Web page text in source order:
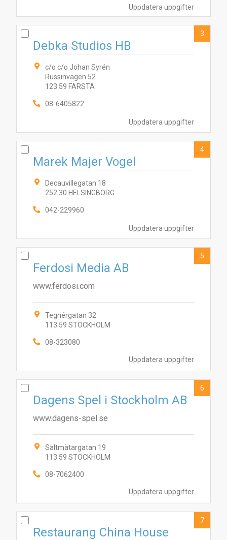
Uppdatera uppgifter
Uppdatera uppgifter
Debka Studios HB
c/o c/o Johan Syrén
Russinvägen 52
123 59 FARSTA
08-6405822
3
Uppdatera uppgifter
Marek Majer Vogel
Decauvillegatan 18
252 30 HELSINGBORG
042-229960
4
Uppdatera uppgifter
Ferdosi Media AB
www.ferdosi.com
Tegnérgatan 32
113 59 STOCKHOLM
08-323080
5
Uppdatera uppgifter
Dagens Spel i Stockholm AB
www.dagens-spel.se
Saltmätargatan 19
113 59 STOCKHOLM
08-7062400
6
Restaurang China House
7
123
456
789
10